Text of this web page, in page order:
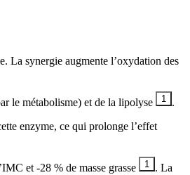
La synergie augmente l’oxydation des
le métabolisme) et de la lipolyse 1 .
enzyme, ce qui prolonge l’effet
et -28 % de masse grasse 1 . La